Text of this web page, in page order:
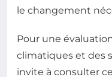
le changement
Pour une
climatiques et des
invite à consulter